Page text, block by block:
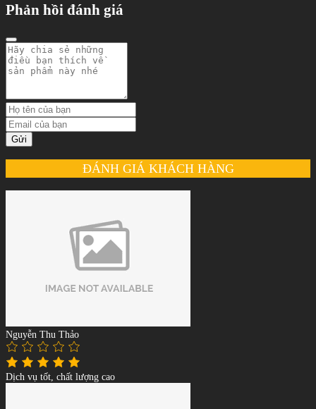
Phản hồi đánh giá
Gửi
ĐÁNH GIÁ KHÁCH HÀNG
Nguyễn Thu Thảo
Dịch vụ tốt, chất lượng cao